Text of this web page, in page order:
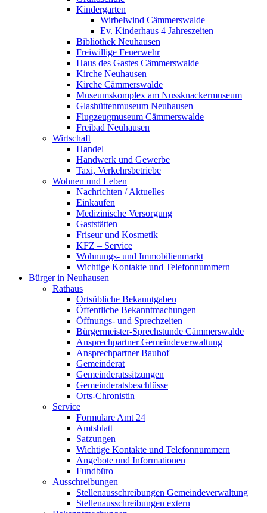
Kindergarten
Wirbelwind Cämmerswalde
Ev. Kinderhaus 4 Jahreszeiten
Bibliothek Neuhausen
Freiwillige Feuerwehr
Haus des Gastes Cämmerswalde
Kirche Neuhausen
Kirche Cämmerswalde
Museumskomplex am Nussknackermuseum
Glashüttenmuseum Neuhausen
Flugzeugmuseum Cämmerswalde
Freibad Neuhausen
Wirtschaft
Handel
Handwerk und Gewerbe
Taxi, Verkehrsbetriebe
Wohnen und Leben
Nachrichten / Aktuelles
Einkaufen
Medizinische Versorgung
Gaststätten
Friseur und Kosmetik
KFZ – Service
Wohnungs- und Immobilienmarkt
Wichtige Kontakte und Telefonnummern
Bürger in Neuhausen
Rathaus
Ortsübliche Bekanntgaben
Öffentliche Bekanntmachungen
Öffnungs- und Sprechzeiten
Bürgermeister-Sprechstunde Cämmerswalde
Ansprechpartner Gemeindeverwaltung
Ansprechpartner Bauhof
Gemeinderat
Gemeinderatssitzungen
Gemeinderatsbeschlüsse
Orts-Chronistin
Service
Formulare Amt 24
Amtsblatt
Satzungen
Wichtige Kontakte und Telefonnummern
Angebote und Informationen
Fundbüro
Ausschreibungen
Stellenausschreibungen Gemeindeverwaltung
Stellenausschreibungen extern